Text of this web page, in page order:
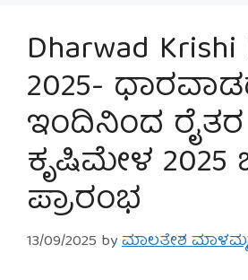
Dharwad Krishi
2025-
ಇಂದಿನಿಂದ ರೈತರ
ಕೃಷಿಮೇಳ
ಪ್ರಾರಂಭ
13/09/2025 byಮಾಲತೇಶ